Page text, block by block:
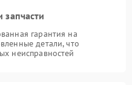
запчасти
гарантия на
детали, что
неисправностей